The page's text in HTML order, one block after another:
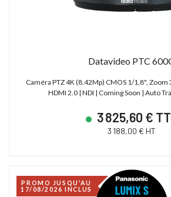
Datavideo PTC
Caméra PTZ 4K (8.42Mp) CMOS 1/1,8", Zoom
HDMI 2.0 | NDI | Coming Soon | Auto
3 825,60 €
3 188,00 € HT
PROMO JUSQU'AU
17/08/2026 INCLUS